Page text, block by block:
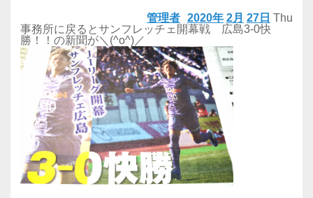
2020年 2月 27日 Thu
管理者
事務所に戻るとサンフレッチェ開幕戦 広島3-0快
勝！！の新聞が＼(^o^)／